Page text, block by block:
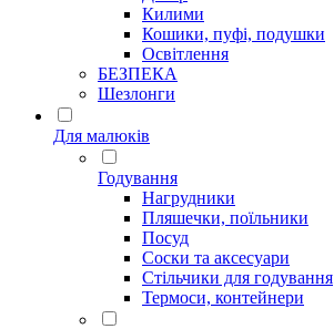
Килими
Кошики, пуфі, подушки
Освітлення
БЕЗПЕКА
Шезлонги
Для малюків
Годування
Нагрудники
Пляшечки, поїльники
Посуд
Соски та аксесуари
Стільчики для годування
Термоси, контейнери